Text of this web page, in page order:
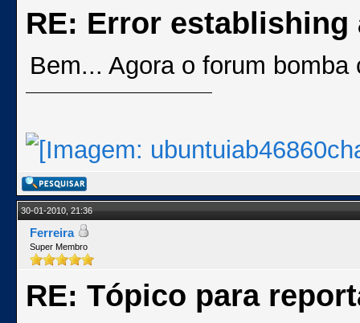
RE: Error
Bem... Agora o forum bomba
30-01-2010, 21:36
Ferreira
Super Membro
RE: Tópico para